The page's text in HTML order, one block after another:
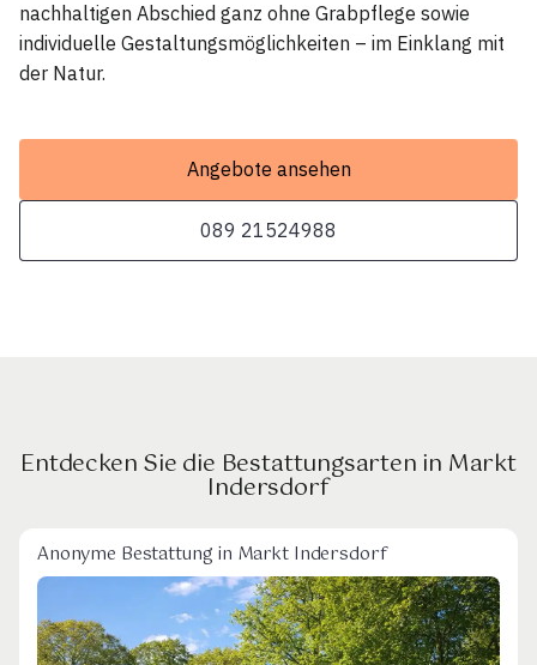
nachhaltigen Abschied ganz ohne Grabpflege sowie
individuelle Gestaltungsmöglichkeiten – im Einklang mit
der Natur.
Angebote ansehen
089 21524988
Entdecken Sie die Bestattungsarten in Markt
Indersdorf
Anonyme Bestattung in Markt Indersdorf